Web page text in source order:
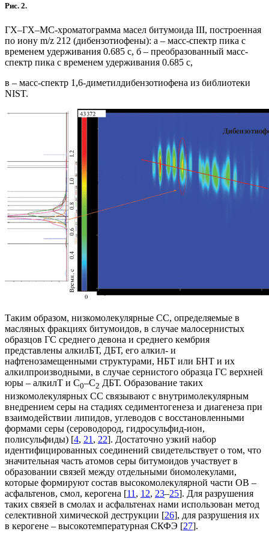
Рис. 2.
ГХ–ГХ–МС‑хроматограмма масел битумоида III, построенная
по иону m/z 212 (дибензотиофены): а – масс-спектр пика с
временем удерживания 0.685 с, б – преобразованный масс-
спектр пика с временем удерживания 0.685 с,
в – масс-спектр 1,6-диметилдибензотиофена из библиотеки
NIST.
Таким образом, низкомолекулярные СС, определяемые в
масляных фракциях битумоидов, в случае малосернистых
образцов ГС среднего девона и среднего кембрия
представлены алкилБТ, ДБТ, его алкил- и
нафтенозамещенными структурами, НБТ или БНТ и их
алкилпроизводными, в случае сернистого образца ГС верхней
юры – алкилТ и С0–С2 ДБТ. Образование таких
низкомолекулярных СС связывают с внутримолекулярным
внедрением серы на стадиях седиментогенеза и диагенеза при
взаимодействии липидов, углеводов с восстановленными
формами серы (сероводород, гидросульфид-ион,
полисульфиды) [4, 21 , 22]. Достаточно узкий набор
идентифицированных соединений свидетельствует о том, что
значительная часть атомов серы битумоидов участвует в
образовании связей между отдельными биомолекулами,
которые формируют состав высокомолекулярной части ОВ –
асфальтенов, смол, керогена [11 , 12, 23–25]. Для разрушения
таких связей в смолах и асфальтенах нами использован метод
селективной химической деструкции [26], для разрушения их
в керогене – высокотемпературная СКФЭ [27].